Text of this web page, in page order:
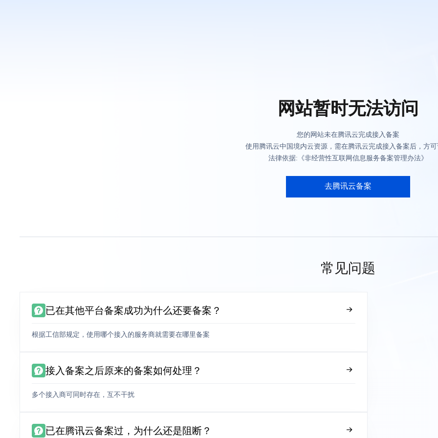
网站暂时无法访问
您的网站未在腾讯云完成接入备案
使用腾讯云中国境内云资源，需在腾讯云完成接入备案后，方
法律依据:《非经营性互联网信息服务备案管理办法》
去腾讯云备案
常见问题
已在其他平台备案成功为什么还要备案？
根据工信部规定，使用哪个接入的服务商就需要在哪里备案
接入备案之后原来的备案如何处理？
多个接入商可同时存在，互不干扰
已在腾讯云备案过，为什么还是阻断？